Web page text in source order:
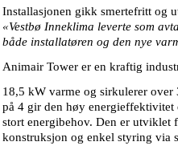
Installasjonen gikk smertefritt og
«Vestbø Inneklima leverte som
både installatøren og den nye
Animair Tower er en kraftig
18,5 kW varme og sirkulerer over
på 4 gir den høy energieffektivitet
stort energibehov. Den er utviklet
konstruksjon og enkel styring via